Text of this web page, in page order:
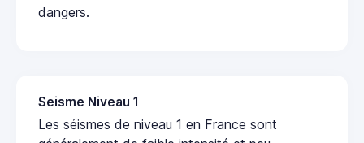
dangers.
Seisme Niveau 1
Les séismes de niveau 1 en France sont